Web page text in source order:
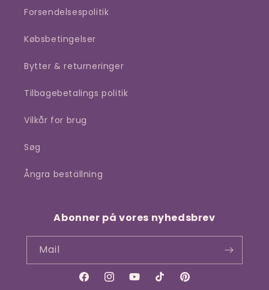
Forsendelsespolitik
Købsbetingelser
Bytter & returneringer
Tilbagebetalings politik
Vilkår for brug
Søg
Ångra beställning
Abonner på vores nyhedsbrev
Mail
FacebookInstagramYouTubeTikTokPinterest